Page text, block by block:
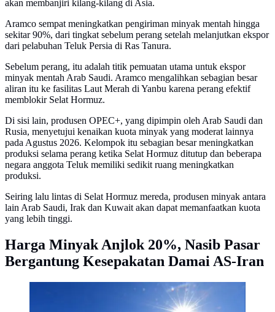
akan membanjiri kilang-kilang di Asia.
Aramco sempat meningkatkan pengiriman minyak mentah hingga
sekitar 90%, dari tingkat sebelum perang setelah melanjutkan ekspor
dari pelabuhan Teluk Persia di Ras Tanura.
Sebelum perang, itu adalah titik pemuatan utama untuk ekspor
minyak mentah Arab Saudi. Aramco mengalihkan sebagian besar
aliran itu ke fasilitas Laut Merah di Yanbu karena perang efektif
memblokir Selat Hormuz.
Di sisi lain, produsen OPEC+, yang dipimpin oleh Arab Saudi dan
Rusia, menyetujui kenaikan kuota minyak yang moderat lainnya
pada Agustus 2026. Kelompok itu sebagian besar meningkatkan
produksi selama perang ketika Selat Hormuz ditutup dan beberapa
negara anggota Teluk memiliki sedikit ruang meningkatkan
produksi.
Seiring lalu lintas di Selat Hormuz mereda, produsen minyak antara
lain Arab Saudi, Irak dan Kuwait akan dapat memanfaatkan kuota
yang lebih tinggi.
Harga Minyak Anjlok 20%, Nasib Pasar
Bergantung Kesepakatan Damai AS-Iran
Ilustrasi Harga Minyak Dunia Hari Ini. Foto: AFP